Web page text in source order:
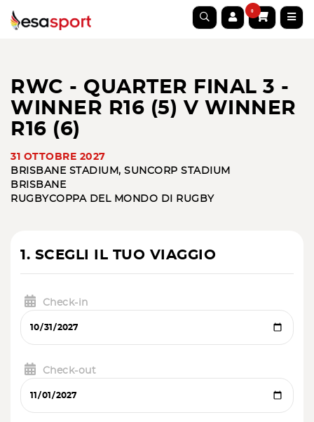
0
RWC - QUARTER FINAL 3 -
WINNER R16 (5) V WINNER
R16 (6)
31 OTTOBRE 2027
BRISBANE STADIUM, SUNCORP STADIUM
BRISBANE
RUGBYCOPPA DEL MONDO DI RUGBY
1. SCEGLI IL TUO VIAGGIO
Check-in
Check-out